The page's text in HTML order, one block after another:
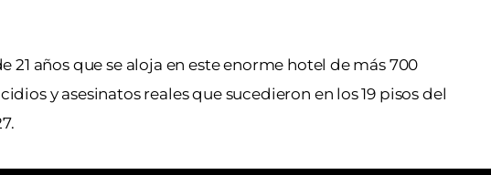
21 años que se aloja en este enorme hotel de más 700
y asesinatos reales que sucedieron en los 19 pisos del